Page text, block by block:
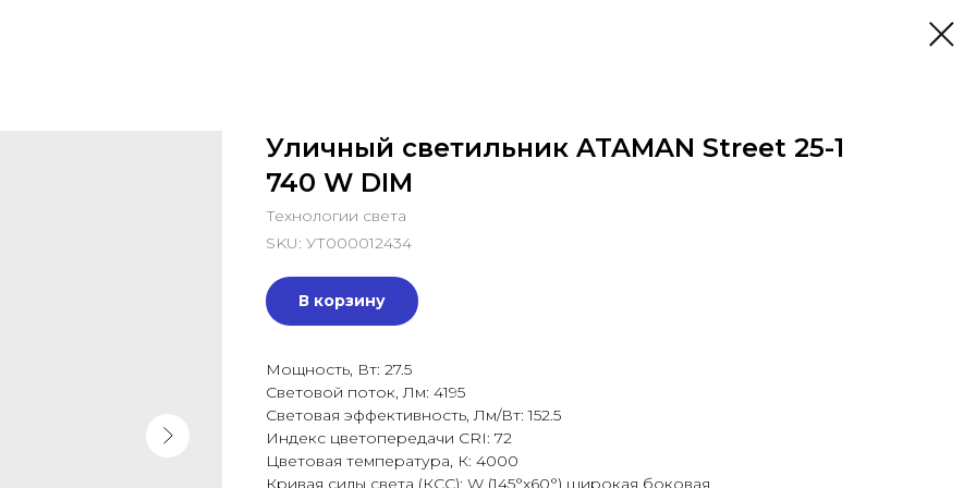
Уличный светильник ATAMAN Street 25-1
740 W DIM
Технологии света
SKU: УТ000012434
В корзину
Мощность, Вт: 27.5
Световой поток, Лм: 4195
Световая эффективность, Лм/Вт: 152.5
Индекс цветопередачи CRI: 72
Цветовая температура, К: 4000
Кривая силы света (КСС): W (145°х60°) широкая боковая